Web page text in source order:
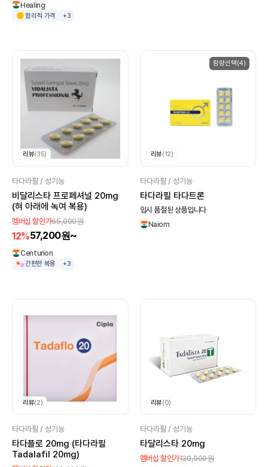
Healing
합리적 가격 +3
리뷰(35)
타다라필 / 성기능
비달리스타 프로페셔널 20mg
(혀 아래에 녹여 복용)
멤버십 할인가65,000원
12%57,200원~
Centurion
간편한 복용 +3
함량선택(4)
리뷰(12)
타다라필 / 성기능
타다라필 타다트론
임시 품절된 상품입니다
Naiom
리뷰(2)
타다라필 / 성기능
타다플로 20mg (타다라필
Tadalafil 20mg)
리뷰(0)
타다라필 / 성기능
타달리스타 20mg
멤버십 할인가130,000원